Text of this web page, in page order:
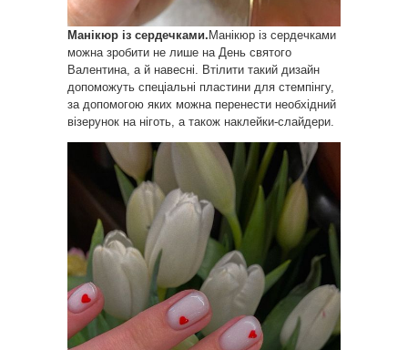
Манікюр із сердечками. Манікюр із сердечками
можна зробити не лише на День святого
Валентина, а й навесні. Втілити такий дизайн
допоможуть спеціальні пластини для стемпінгу,
за допомогою яких можна перенести необхідний
візерунок на ніготь, а також наклейки-слайдери.